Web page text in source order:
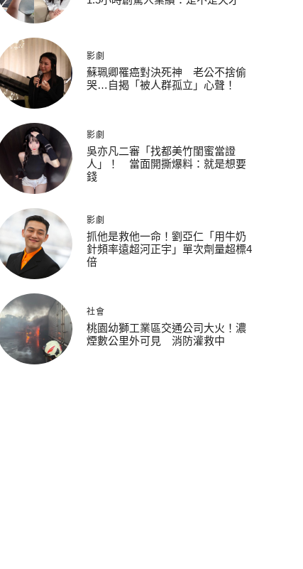
影劇
蘇珮卿罹癌對決死神 老公不捨偷
哭…自揭「被人群孤立」心聲！
影劇
吳亦凡二審「找都美竹閨蜜當證
人」！ 當面開撕爆料：就是想要
錢
影劇
抓他是救他一命！劉亞仁「用牛奶
針頻率遠超河正宇」單次劑量超標4
倍
社會
桃園幼獅工業區交通公司大火！濃
煙數公里外可見 消防灌救中